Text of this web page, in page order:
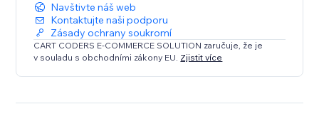
Navštivte náš web
Kontaktujte naši podporu
Zásady ochrany soukromí
CART CODERS E-COMMERCE SOLUTION zaručuje, že je
v souladu s obchodními zákony EU. Zjistit více